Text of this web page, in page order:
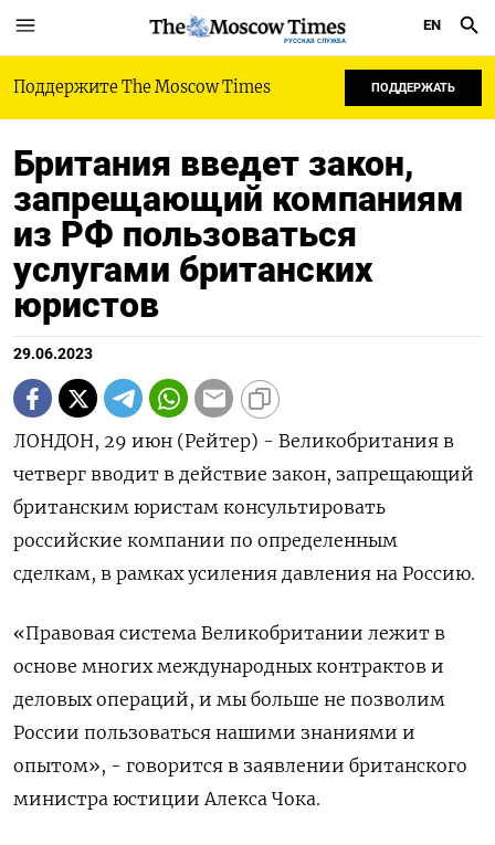
РУССКАЯ СЛУЖБА
EN
Поддержите The Moscow Times ПОДДЕРЖАТЬ
Британия введет закон,
запрещающий компаниям
из РФ пользоваться
услугами британских
юристов
29.06.2023
ЛОНДОН, 29 июн (Рейтер) - Великобритания в
четверг вводит в действие закон, запрещающий
британским юристам консультировать
российские компании по определенным
сделкам, в рамках усиления давления на Россию.
«Правовая система Великобритании лежит в
основе многих международных контрактов и
деловых операций, и мы больше не позволим
России пользоваться нашими знаниями и
опытом», - говорится в заявлении британского
министра юстиции Алекса Чока.